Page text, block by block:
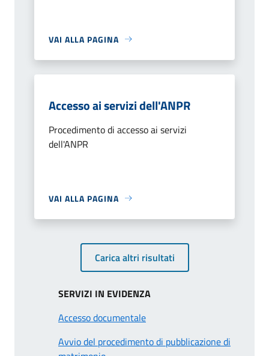
VAI ALLA PAGINA
Accesso ai servizi dell'ANPR
Procedimento di accesso ai servizi
dell'ANPR
VAI ALLA PAGINA
Carica altri risultati
SERVIZI IN EVIDENZA
Accesso documentale
Avvio del procedimento di pubblicazione di